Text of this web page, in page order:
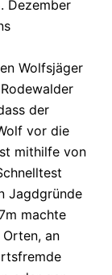
Dezember
Wolfsjäger
der
vor die
mithilfe von
Jagdgründe
machte
an